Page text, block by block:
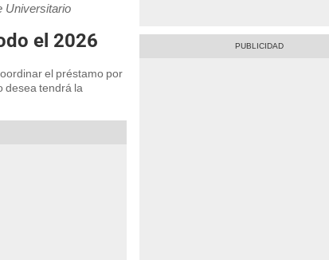
Universitario
el 2026
el préstamo por
desea tendrá la